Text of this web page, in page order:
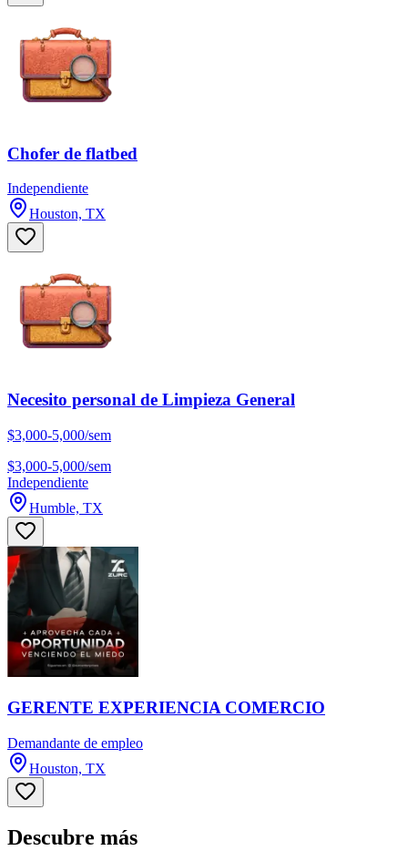
Chofer de flatbed
Independiente
Houston, TX
Necesito personal de Limpieza General
$3,000-5,000/sem
$3,000-5,000/sem
Independiente
Humble, TX
GERENTE EXPERIENCIA COMERCIO
Demandante de empleo
Houston, TX
Descubre más